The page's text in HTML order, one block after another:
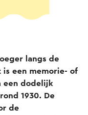
langs de
een memorie- of
een dodelijk
1930. De
de